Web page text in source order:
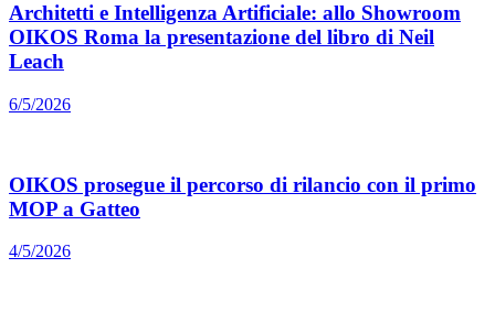
Architetti e Intelligenza Artificiale: allo Showroom
OIKOS Roma la presentazione del libro di Neil
Leach
6/5/2026
OIKOS prosegue il percorso di rilancio con il primo
MOP a Gatteo
4/5/2026